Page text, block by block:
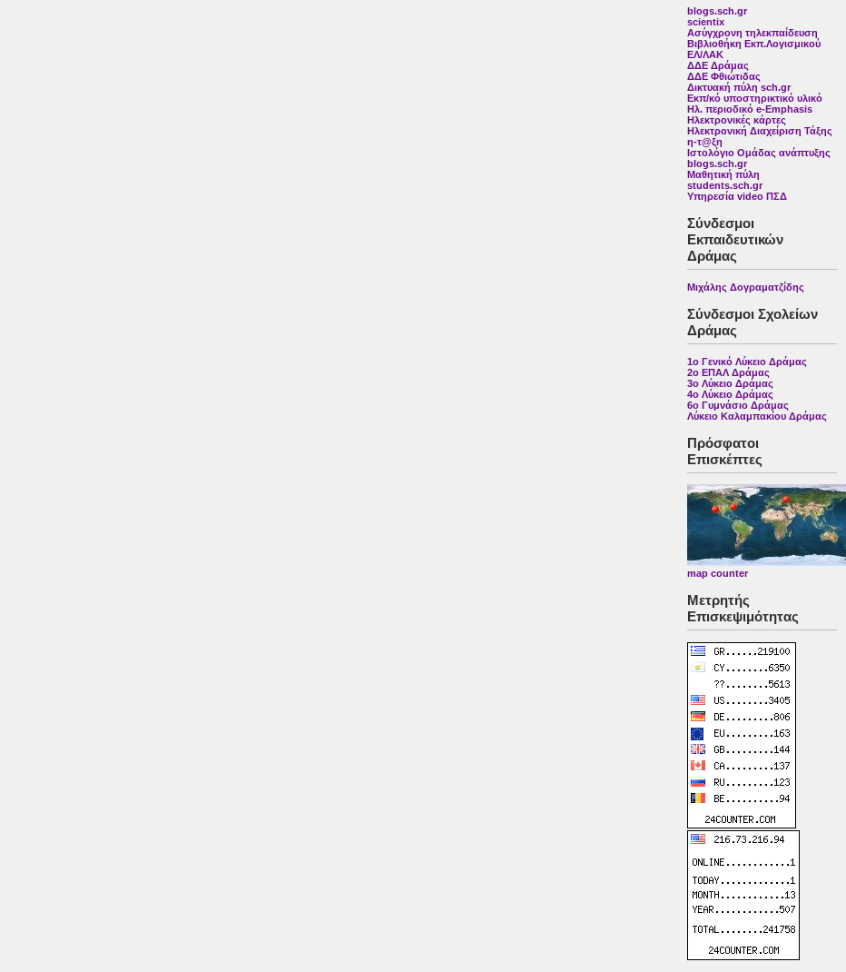
blogs.sch.gr
scientix
Ασύγχρονη τηλεκπαίδευση
Βιβλιοθήκη Εκπ.Λογισμικού
ΕΛ/ΛΑΚ
ΔΔΕ Δράμας
ΔΔΕ Φθιώτιδας
Δικτυακή πύλη sch.gr
Εκπ/κό υποστηρικτικό υλικό
Ηλ. περιοδικό e-Emphasis
Ηλεκτρονικές κάρτες
Ηλεκτρονική Διαχείριση Τάξης
η-τ@ξη
Ιστολόγιο Ομάδας ανάπτυξης
blogs.sch.gr
Μαθητική πύλη
students.sch.gr
Υπηρεσία video ΠΣΔ
Σύνδεσμοι
Εκπαιδευτικών
Δράμας
Μιχάλης Δογραματζίδης
Σύνδεσμοι Σχολείων
Δράμας
1ο Γενικό Λύκειο Δράμας
2ο ΕΠΑΛ Δράμας
3ο Λύκειο Δράμας
4ο Λύκειο Δράμας
6ο Γυμνάσιο Δράμας
Λύκειο Καλαμπακίου Δράμας
Πρόσφατοι
Επισκέπτες
map counter
Μετρητής
Επισκεψιμότητας